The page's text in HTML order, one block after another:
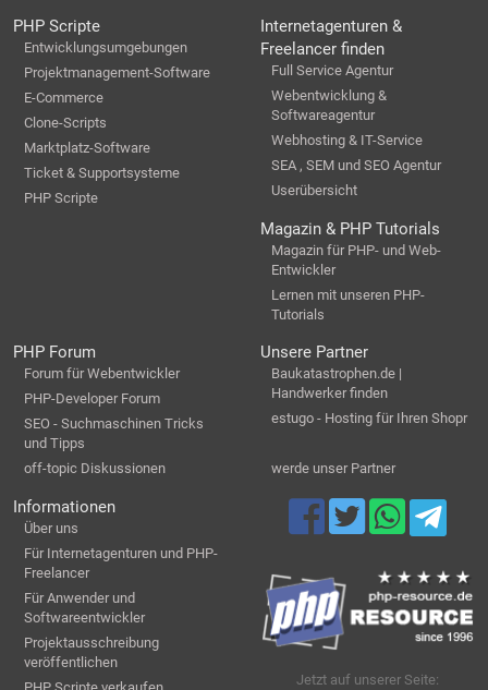
PHP Scripte
Entwicklungsumgebungen
Projektmanagement-Software
E-Commerce
Clone-Scripts
Marktplatz-Software
Ticket & Supportsysteme
PHP Scripte
Internetagenturen &
Freelancer finden
Full Service Agentur
Webentwicklung &
Softwareagentur
Webhosting & IT-Service
SEA , SEM und SEO Agentur
Userübersicht
Magazin & PHP Tutorials
Magazin für PHP- und Web-
Entwickler
Lernen mit unseren PHP-
Tutorials
PHP Forum
Forum für Webentwickler
PHP-Developer Forum
SEO - Suchmaschinen Tricks
und Tipps
off-topic Diskussionen
Unsere Partner
Baukatastrophen.de |
Handwerker finden
estugo - Hosting für Ihren Shopr
werde unser Partner
Informationen
Über uns
Für Internetagenturen und PHP-
Freelancer
Für Anwender und
Softwareentwickler
Projektausschreibung
veröffentlichen
Jetzt auf unserer Seite: